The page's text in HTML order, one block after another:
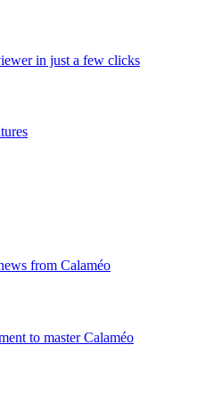
in just a few clicks
from Calaméo
to master Calaméo